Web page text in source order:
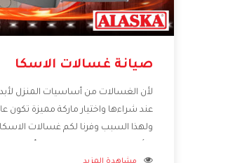
صيانة غسالات الاسكا
لأن الغسالات من أساسيات المنزل لأبد
عند شراءها واختيار ماركة مميزة تكون
ولهذا السبب وفرنا لكم غسالات